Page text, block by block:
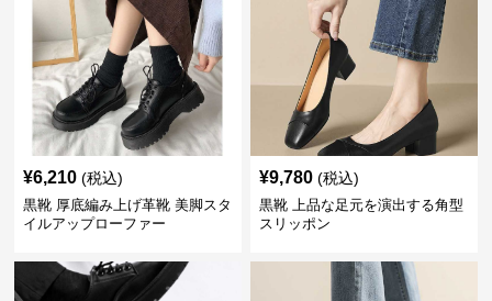
¥6,210 (税込)
黒靴 厚底編み上げ革靴 美脚スタ
イルアップローファー
¥9,780 (税込)
黒靴 上品な足元を演出する角型
スリッポン